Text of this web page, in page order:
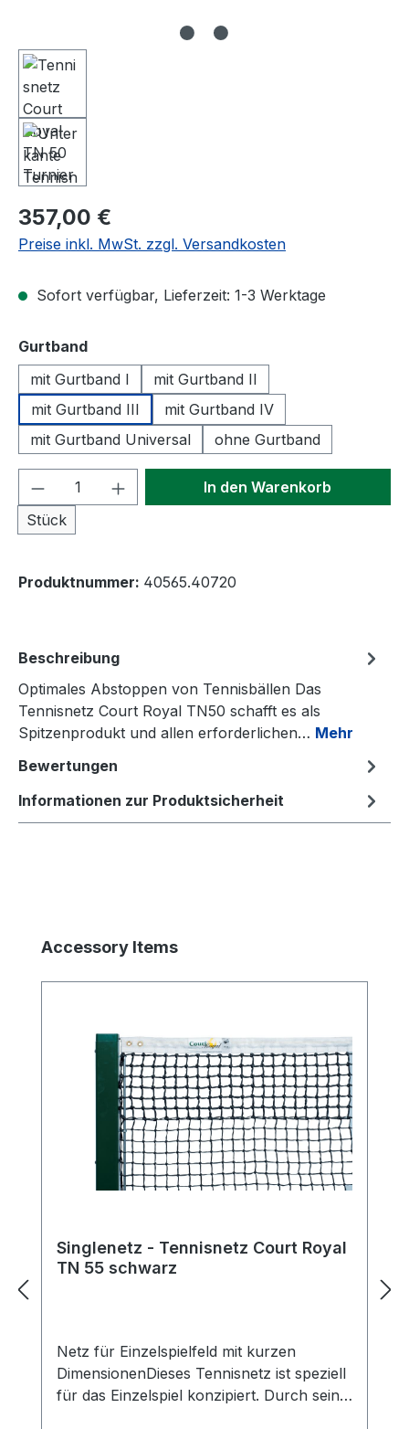
Regulärer Preis:
357,00 €
Preise inkl. MwSt. zzgl. Versandkosten
Sofort verfügbar, Lieferzeit: 1-3 Werktage
Gurtbandauswählen
mit Gurtband I
mit Gurtband II
mit Gurtband III
mit Gurtband IV
mit Gurtband Universal
ohne Gurtband
Produkt Anzahl: Gib den
Stück
In den Warenkorb
Produktnummer: 40565.40720
Beschreibung
Optimales Abstoppen von Tennisbällen Das
Tennisnetz Court Royal TN50 schafft es als
Spitzenprodukt und allen erforderlichen… Mehr
Bewertungen
Informationen zur Produktsicherheit
Produktgalerie überspringen
Accessory Items
Singlenetz - Tennisnetz Court Royal
TN 55 schwarz
Netz für Einzelspielfeld mit kurzen
DimensionenDieses Tennisnetz ist speziell
für das Einzelspiel konzipiert. Durch seine